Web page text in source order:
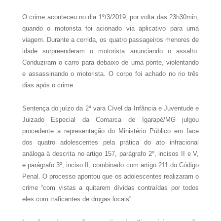
O crime aconteceu no dia 1º/3/2019, por volta das 23h30min,
quando o motorista foi acionado via aplicativo para uma
viagem. Durante a corrida, os quatro passageiros menores de
idade surpreenderam o motorista anunciando o assalto.
Conduziram o carro para debaixo de uma ponte, violentando
e assassinando o motorista. O corpo foi achado no rio três
dias após o crime.
Sentença do juízo da 2ª vara Cível da Infância e Juventude e
Juizado Especial da Comarca de Igarapé/MG julgou
procedente a representação do Ministério Público em face
dos quatro adolescentes pela prática do ato infracional
análoga à descrita no artigo 157, parágrafo 2º, incisos II e V,
e parágrafo 3º, inciso II, combinado com artigo 211 do Código
Penal. O processo apontou que os adolescentes realizaram o
crime “com vistas a quitarem dívidas contraídas por todos
eles com traficantes de drogas locais”.